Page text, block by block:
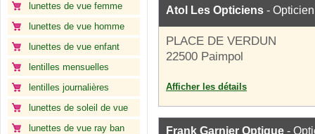
lunettes de vue femme
lunettes de vue homme
lunettes de vue enfant
lentilles mensuelles
lentilles journalières
lunettes de soleil de vue
lunettes de vue ray ban
Atol Les Opticiens - Opticien
PLACE DE VERDUN
22500 Paimpol
Afficher les détails
Frank Garnier Optique -